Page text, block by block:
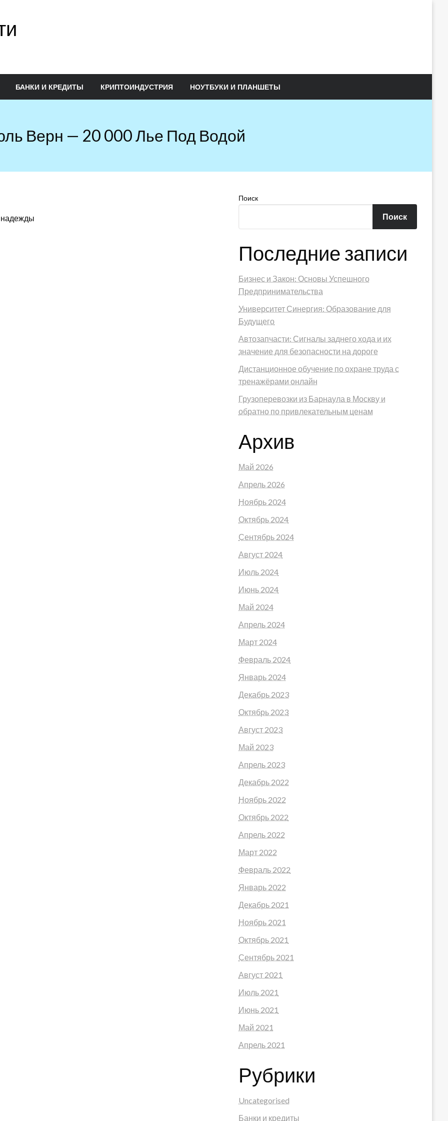
БАНКИ И КРЕДИТЫ КРИПТОИНДУСТРИЯ НОУТБУКИ И ПЛАНШЕТЫ
Верн — 20 000 Лье Под Водой
надежды
Поиск
Поиск
Последние записи
Бизнес и Закон: Основы Успешного
Предпринимательства
Университет Синергия: Образование для
Будущего
Автозапчасти: Сигналы заднего хода и их
значение для безопасности на дороге
Дистанционное обучение по охране труда с
тренажёрами онлайн
Грузоперевозки из Барнаула в Москву и
обратно по привлекательным ценам
Архив
Май 2026
Апрель 2026
Ноябрь 2024
Октябрь 2024
Сентябрь 2024
Август 2024
Июль 2024
Июнь 2024
Май 2024
Апрель 2024
Март 2024
Февраль 2024
Январь 2024
Декабрь 2023
Октябрь 2023
Август 2023
Май 2023
Апрель 2023
Декабрь 2022
Ноябрь 2022
Октябрь 2022
Апрель 2022
Март 2022
Февраль 2022
Январь 2022
Декабрь 2021
Ноябрь 2021
Октябрь 2021
Сентябрь 2021
Август 2021
Июль 2021
Июнь 2021
Май 2021
Апрель 2021
Рубрики
Uncategorised
Банки и кредиты